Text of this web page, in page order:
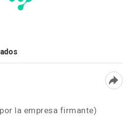
la empresa firmante)